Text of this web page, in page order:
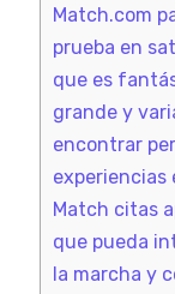
Match.com
prueba en
que es
grande y
encontrar
experiencias
Match citas
que pueda
la marcha y